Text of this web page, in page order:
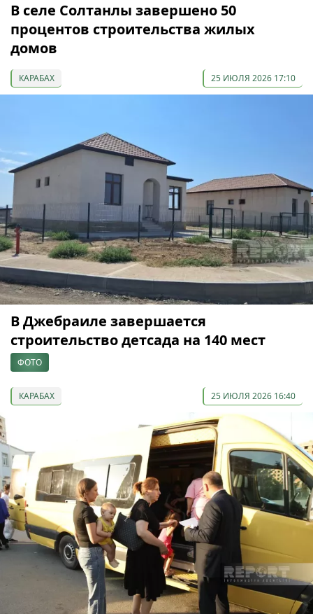
В селе Солтанлы завершено 50
процентов строительства жилых
домов
КАРАБАХ 25 ИЮЛЯ 2026 17:10
В Джебраиле завершается
строительство детсада на 140 мест
ФОТО
КАРАБАХ 25 ИЮЛЯ 2026 16:40